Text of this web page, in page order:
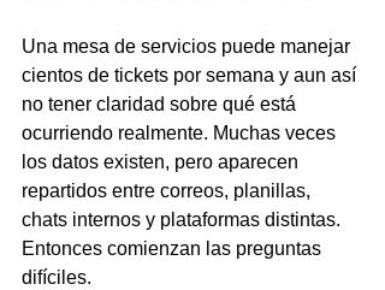
Una mesa de servicios puede manejar
cientos de tickets por semana y aun así
no tener claridad sobre qué está
ocurriendo realmente. Muchas veces
los datos existen, pero aparecen
repartidos entre correos, planillas,
chats internos y plataformas distintas.
Entonces comienzan las preguntas
difíciles.